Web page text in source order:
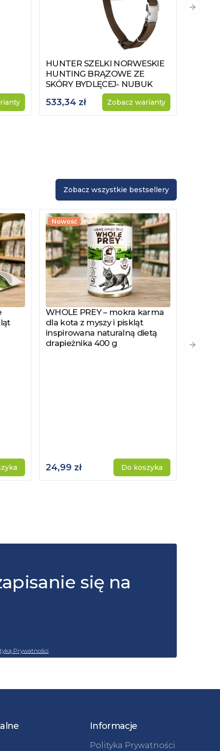
Zobacz produkt
HUNTER SZELKI NORWESKIE
HUNTING BRĄZOWE ZE
SKÓRY BYDLĘCEJ- NUBUK
533,34 zł Zobacz warianty
Zobacz wszystkie bestsellery
Nowość
Zobacz produkt
WHOLE PREY – mokra karma
dla kota z myszy i piskląt
inspirowana naturalną dietą
drapieżnika 400 g
24,99 zł Do koszyka
się na
Prywatności
Informacje
Polityka Prywatności